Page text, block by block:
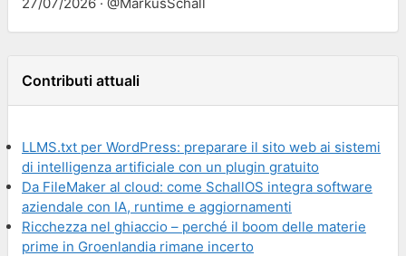
Contributi attuali
LLMS.txt per WordPress: preparare il sito web ai sistemi
di intelligenza artificiale con un plugin gratuito
Da FileMaker al cloud: come SchallOS integra software
aziendale con IA, runtime e aggiornamenti
Ricchezza nel ghiaccio – perché il boom delle materie
prime in Groenlandia rimane incerto